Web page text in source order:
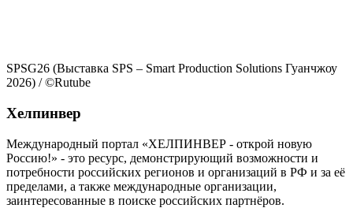
SPSG26 (Выставка SPS – Smart Production Solutions Гуанчжоу
2026) / ©Rutube
Хелпинвер
Международный портал «ХЕЛПИНВЕР - открой новую
Россию!» - это ресурс, демонстрирующий возможности и
потребности российских регионов и организаций в РФ и за её
пределами, а также международные организации,
заинтересованные в поиске российских партнёров.